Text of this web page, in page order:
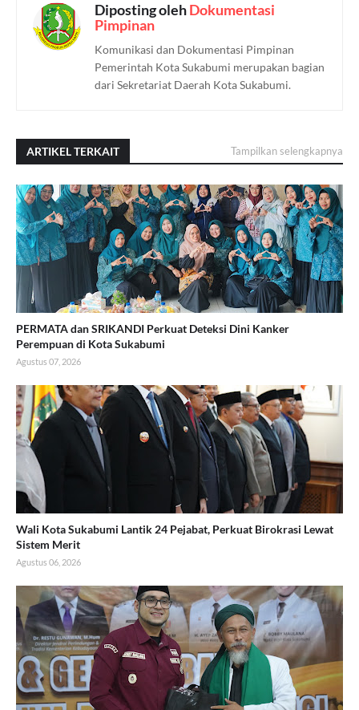
Diposting olehDokumentasi
Pimpinan
Komunikasi dan Dokumentasi Pimpinan
Pemerintah Kota Sukabumi merupakan bagian
dari Sekretariat Daerah Kota Sukabumi.
ARTIKEL TERKAIT Tampilkan selengkapnya
PERMATA dan SRIKANDI Perkuat Deteksi Dini Kanker
Perempuan di Kota Sukabumi
Agustus 07, 2026
Wali Kota Sukabumi Lantik 24 Pejabat, Perkuat Birokrasi Lewat
Sistem Merit
Agustus 06, 2026